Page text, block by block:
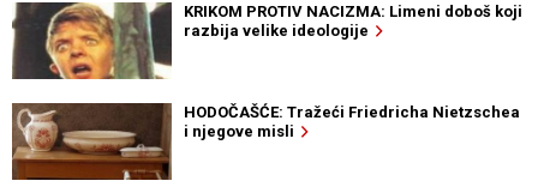
KRIKOM PROTIV NACIZMA: Limeni doboš koji
razbija velike ideologije
HODOČAŠĆE: Tražeći Friedricha Nietzschea
i njegove misli